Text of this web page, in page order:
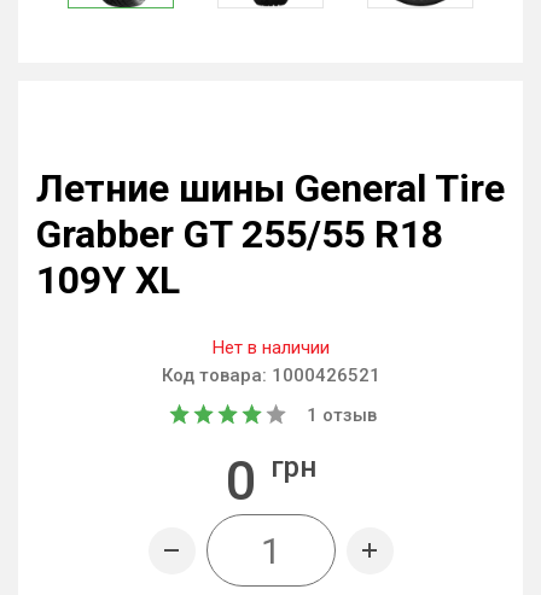
Летние шины General Tire
Grabber GT 255/55 R18
109Y XL
Нет в наличии
Код товара: 1000426521
1 отзыв
0 грн